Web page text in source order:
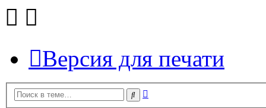
Версия для печати
Поиск